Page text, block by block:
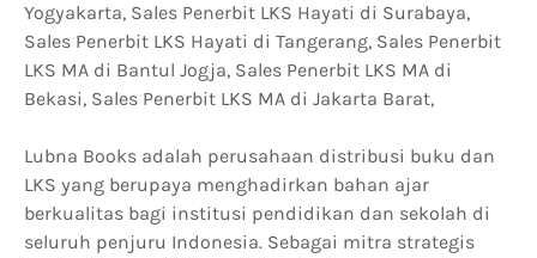
Yogyakarta, Sales Penerbit LKS Hayati di Surabaya,
Sales Penerbit LKS Hayati di Tangerang, Sales Penerbit
LKS MA di Bantul Jogja, Sales Penerbit LKS MA di
Bekasi, Sales Penerbit LKS MA di Jakarta Barat,
Lubna Books adalah perusahaan distribusi buku dan
LKS yang berupaya menghadirkan bahan ajar
berkualitas bagi institusi pendidikan dan sekolah di
seluruh penjuru Indonesia. Sebagai mitra strategis